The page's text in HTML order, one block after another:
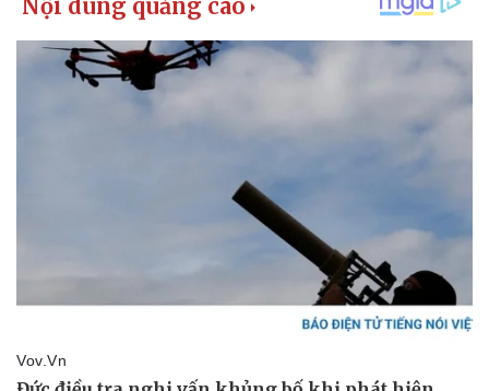
Quân sự - Quốc phòng
Vũ khí
Việt Nam
Phân tích